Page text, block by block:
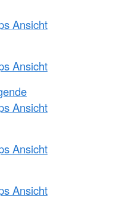
Ansicht
Ansicht
Ansicht
Ansicht
Ansicht